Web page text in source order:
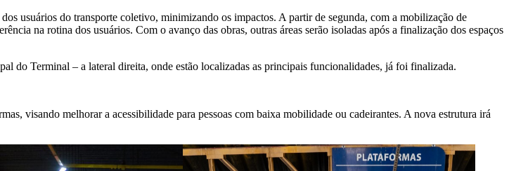
usuários do transporte coletivo, minimizando os impactos. A partir de segunda, com a mobilização de
na rotina dos usuários. Com o avanço das obras, outras áreas serão isoladas após a finalização dos espaços
do Terminal – a lateral direita, onde estão localizadas as principais funcionalidades, já foi finalizada.
visando melhorar a acessibilidade para pessoas com baixa mobilidade ou cadeirantes. A nova estrutura irá